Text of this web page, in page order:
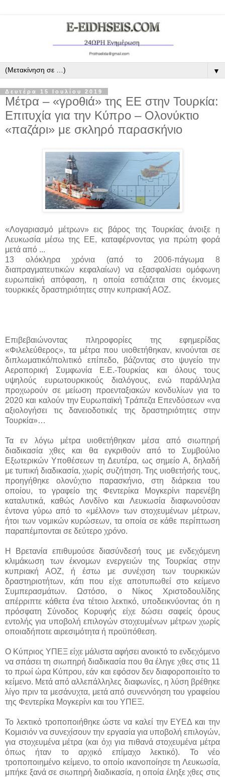
▼
Δευτέρα 15 Ιουλίου 2019
Μέτρα – «γροθιά» της ΕΕ στην Τουρκία:
Επιτυχία για την Κύπρο – Ολονύκτιο
«παζάρι» με σκληρό παρασκήνιο
«Λογαριασμό μέτρων» εις βάρος της Τουρκίας άνοιξε η
Λευκωσία μέσω της ΕΕ, καταφέρνοντας για πρώτη φορά
μετά από ...
13 ολόκληρα χρόνια (από το 2006-πάγωμα 8
διαπραγματευτικών κεφαλαίων) να εξασφαλίσει ομόφωνη
ευρωπαϊκή απόφαση, η οποία εστιάζεται στις έκνομες
τουρκικές δραστηριότητες στην κυπριακή ΑΟΖ.
Επιβεβαιώνοντας πληροφορίες της εφημερίδας
«Φιλελεύθερος», τα μέτρα που υιοθετήθηκαν, κινούνται σε
διπλωματικό/πολιτικό επίπεδο, βάζοντας στο ψυγείο την
Αεροπορική Συμφωνία Ε.Ε.-Τουρκίας και όλους τους
υψηλούς ευρωτουρκικούς διαλόγους, ενώ παράλληλα
προχωρούν σε μείωση προενταξιακών κονδυλίων για το
2020 και καλούν την Ευρωπαϊκή Τράπεζα Επενδύσεων «να
αξιολογήσει τις δανειοδοτικές της δραστηριότητες στην
Τουρκία»…
Τα εν λόγω μέτρα υιοθετήθηκαν μέσα από σιωπηρή
διαδικασία χθες και θα εγκριθούν από το Συμβούλιο
Εξωτερικών Υποθέσεων τη Δευτέρα, ως σημείο Α, δηλαδή
με τυπική διαδικασία, χωρίς συζήτηση. Της υιοθετήσής τους,
προηγήθηκε ολονύχτιο παρασκήνιο, στη διάρκεια του
οποίου, το γραφείο της Φεντερίκα Μογκερίνι παρενέβη
καταλυτικά, καθώς Λονδίνο και Λευκωσία διαφωνούσαν
έντονα γύρω από το «μέλλον» των στοχευμένων μέτρων,
ήτοι των νομικών κυρώσεων, τα οποία σε κάθε περίπτωση
παραπέμπονται σε δεύτερο χρόνο.
Η Βρετανία επιθυμούσε διασύνδεσή τους με ενδεχόμενη
κλιμάκωση των έκνομων ενεργειών της Τουρκίας στην
κυπριακή ΑΟΖ, ή έστω με συνέχιση των τουρκικών
δραστηριοτήτων, κάτι που είχε αποτυπωθεί στο κείμενο
Συμπερασμάτων. Ωστόσο, ο Νίκος Χριστοδουλίδης
απέρριπτε κάθετα ένα τέτοιο λεκτικό, υποδεικνύοντας ότι η
πρόσφατη Σύνοδος Κορυφής είχε δώσει σαφείς όρους
εντολής για υποβολή επιλογών στοχευμένων μέτρων χωρίς
οποιαδήποτε αιρεσιμότητα ή προϋπόθεση.
Ο Κύπριος ΥΠΕΞ είχε μάλιστα αφήσει ανοικτό το ενδεχόμενο
να σπάσει τη σιωπηρή διαδικασία που θα έληγε χθες στις 11
το πρωί ώρα Κύπρου, εάν και εφόσον δεν διαφοροποιείτο το
κείμενο. Μετά από αλλεπάλληλες διαφωνίες, η λύση βρέθηκε
λίγο πριν τα μεσάνυχτα, μετά από συνεννόηση του γραφείου
της Φεντερίκα Μογκερίνι και του ΥΠΕΞ.
Το λεκτικό τροποποιήθηκε ώστε να καλεί την ΕΥΕΔ και την
Κομισιόν να συνεχίσουν την εργασία για υποβολή επιλογών,
για στοχευμένα μέτρα (και όχι για πιθανά στοχευμένα μέτρα
όπως ήταν το αρχικό επίμαχο λεκτικό). Το νέο
τροποποιημένο κείμενο, το οποίο ικανοποίησε τη Λευκωσία,
μπήκε ξανά σε σιωπηρή διαδικασία, η οποία έληξε χθες στις